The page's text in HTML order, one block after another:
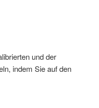
und der
indem Sie auf den